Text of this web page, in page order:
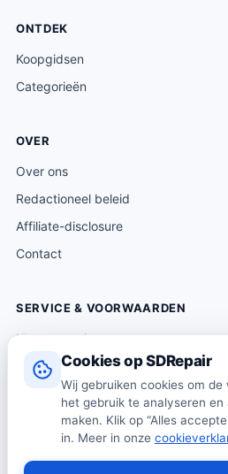
Cookies op SDRepair
Wij gebruiken cookies om
het gebruik te analyseren
maken. Klik op “Alles
in. Meer in onze
ONTDEK
Koopgidsen
Categorieën
OVER
Over ons
Redactioneel beleid
Affiliate-disclosure
Contact
SERVICE & VOORWAARDEN
Klantenservice
Verzending & levering
Retourneren
Algemene voorwaarden